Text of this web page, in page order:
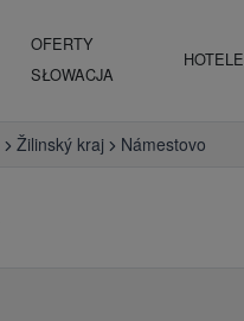
OFERTY
SŁOWACJA
HOTELE
Žilinský kraj Námestovo